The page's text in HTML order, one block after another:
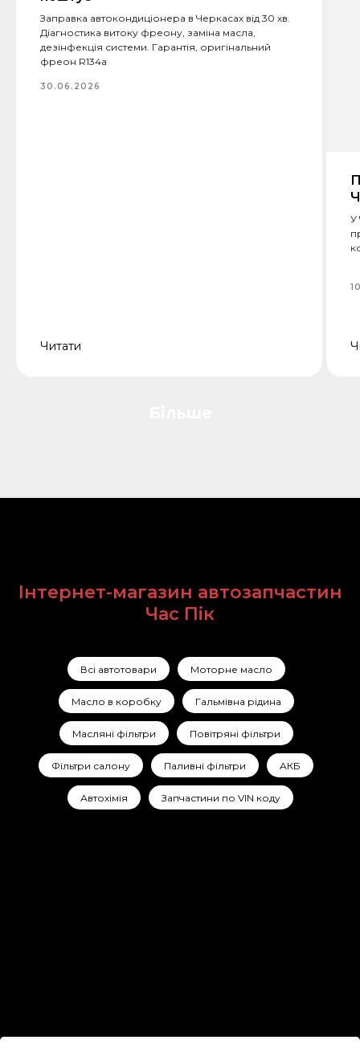
Заправка автокондиціонера в Черкасах від 30 хв.
Діагностика витоку фреону, заміна масла,
дезінфекція системи. Гарантія, оригінальний
фреон R134a
30.06.2026
Читати
У
Інтернет-магазин автозапчастин
Час Пік
Всі автотовари Моторне масло
Масло в коробку Гальмівна рідина
Масляні фільтри Повітряні фільтри
Фільтри салону Паливні фільтри АКБ
Автохімія Запчастини по VIN коду